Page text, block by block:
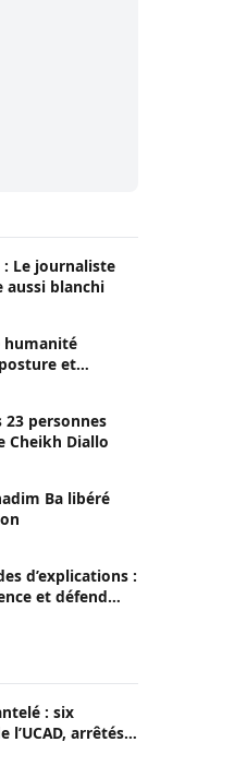
: Le journaliste
aussi blanchi
humanité
et
Seydi)
23 personnes
Cheikh Diallo
Ba libéré
d’explications :
et défend
: six
arrêtés à
propagé le